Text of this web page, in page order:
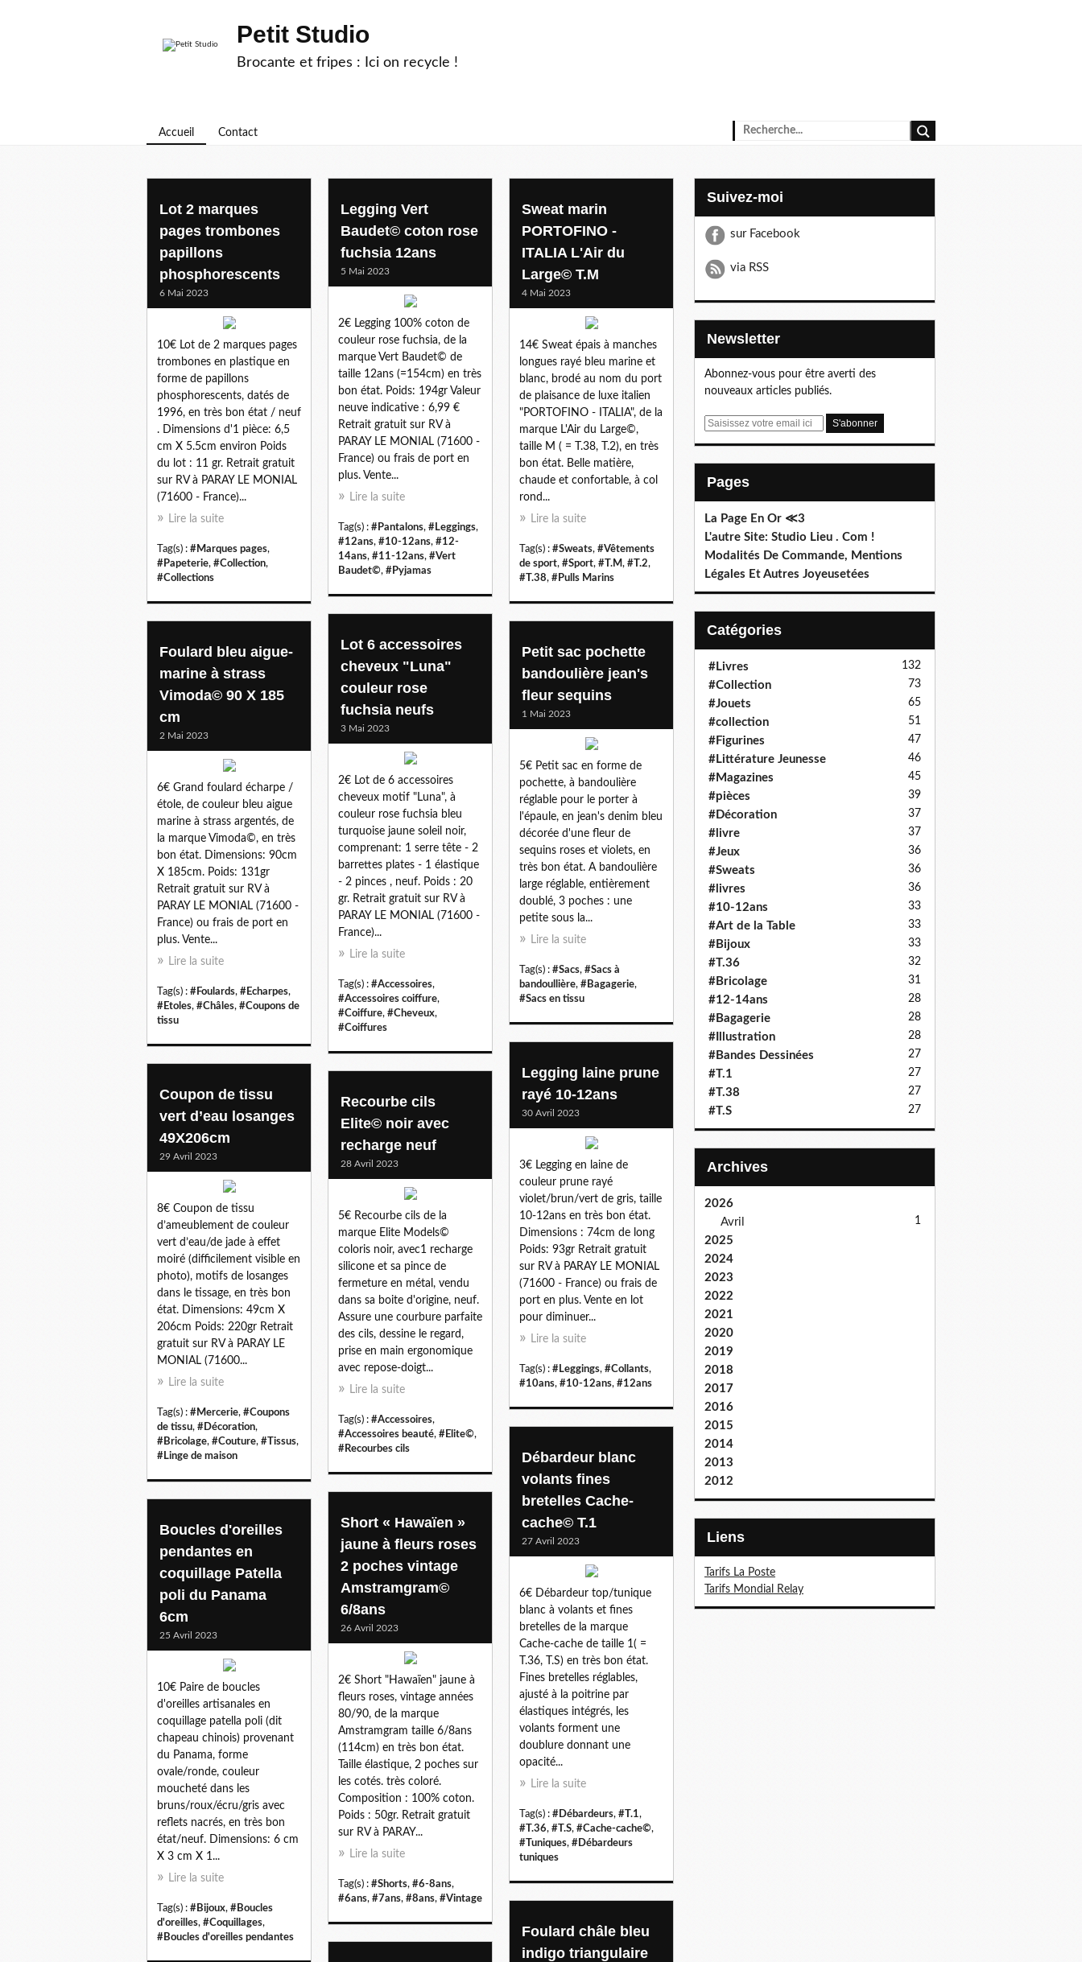
Petit Studio
Brocante et fripes : Ici on recycle !
Accueil Contact
Lot 2 marques
pages trombones
papillons
phosphorescents
6 Mai 2023
10€ Lot de 2 marques pages
trombones en plastique en
forme de papillons
phosphorescents, datés de
1996, en très bon état / neuf
. Dimensions d'1 pièce: 6,5
cm X 5.5cm environ Poids
du lot : 11 gr. Retrait gratuit
sur RV à PARAY LE MONIAL
(71600 - France)...
Lire la suite
Tag(s) : #Marques pages,
#Papeterie, #Collection,
#Collections
Legging Vert
Baudet© coton rose
fuchsia 12ans
5 Mai 2023
2€ Legging 100% coton de
couleur rose fuchsia, de la
marque Vert Baudet© de
taille 12ans (=154cm) en très
bon état. Poids: 194gr Valeur
neuve indicative : 6,99 €
Retrait gratuit sur RV à
PARAY LE MONIAL (71600 -
France) ou frais de port en
plus. Vente...
Lire la suite
Tag(s) : #Pantalons, #Leggings,
#12ans, #10-12ans, #12-
14ans, #11-12ans, #Vert
Baudet©, #Pyjamas
Sweat marin
PORTOFINO -
ITALIA L'Air du
Large© T.M
4 Mai 2023
14€ Sweat épais à manches
longues rayé bleu marine et
blanc, brodé au nom du port
de plaisance de luxe italien
"PORTOFINO - ITALIA", de la
marque L'Air du Large©,
taille M ( = T.38, T.2), en très
bon état. Belle matière,
chaude et confortable, à col
rond...
Lire la suite
Tag(s) : #Sweats, #Vêtements
de sport, #Sport, #T.M, #T.2,
#T.38, #Pulls Marins
Lot 6 accessoires
cheveux "Luna"
couleur rose
fuchsia neufs
3 Mai 2023
2€ Lot de 6 accessoires
cheveux motif "Luna", à
couleur rose fuchsia bleu
turquoise jaune soleil noir,
comprenant: 1 serre tête - 2
barrettes plates - 1 élastique
- 2 pinces , neuf. Poids : 20
gr. Retrait gratuit sur RV à
PARAY LE MONIAL (71600 -
France)...
Lire la suite
Tag(s) : #Accessoires,
#Accessoires coiffure,
#Coiffure, #Cheveux,
#Coiffures
Foulard bleu aigue-
marine à strass
Vimoda© 90 X 185
cm
2 Mai 2023
6€ Grand foulard écharpe /
étole, de couleur bleu aigue
marine à strass argentés, de
la marque Vimoda©, en très
bon état. Dimensions: 90cm
X 185cm. Poids: 131gr
Retrait gratuit sur RV à
PARAY LE MONIAL (71600 -
France) ou frais de port en
plus. Vente...
Lire la suite
Tag(s) : #Foulards, #Echarpes,
#Etoles, #Châles, #Coupons de
tissu
Petit sac pochette
bandoulière jean's
fleur sequins
1 Mai 2023
5€ Petit sac en forme de
pochette, à bandoulière
réglable pour le porter à
l'épaule, en jean's denim bleu
décorée d'une fleur de
sequins roses et violets, en
très bon état. A bandoulière
large réglable, entièrement
doublé, 3 poches : une
petite sous la...
Lire la suite
Tag(s) : #Sacs, #Sacs à
bandoullière, #Bagagerie,
#Sacs en tissu
Legging laine prune
rayé 10-12ans
30 Avril 2023
3€ Legging en laine de
couleur prune rayé
violet/brun/vert de gris, taille
10-12ans en très bon état.
Dimensions : 74cm de long
Poids: 93gr Retrait gratuit
sur RV à PARAY LE MONIAL
(71600 - France) ou frais de
port en plus. Vente en lot
pour diminuer...
Lire la suite
Tag(s) : #Leggings, #Collants,
#10ans, #10-12ans, #12ans
Coupon de tissu
vert d’eau losanges
49X206cm
29 Avril 2023
8€ Coupon de tissu
d’ameublement de couleur
vert d’eau/de jade à effet
moiré (difficilement visible en
photo), motifs de losanges
dans le tissage, en très bon
état. Dimensions: 49cm X
206cm Poids: 220gr Retrait
gratuit sur RV à PARAY LE
MONIAL (71600...
Lire la suite
Tag(s) : #Mercerie, #Coupons
de tissu, #Décoration,
#Bricolage, #Couture, #Tissus,
#Linge de maison
Recourbe cils
Elite© noir avec
recharge neuf
28 Avril 2023
5€ Recourbe cils de la
marque Elite Models©
coloris noir, avec1 recharge
silicone et sa pince de
fermeture en métal, vendu
dans sa boite d'origine, neuf.
Assure une courbure parfaite
des cils, dessine le regard,
prise en main ergonomique
avec repose-doigt...
Lire la suite
Tag(s) : #Accessoires,
#Accessoires beauté, #Elite©,
#Recourbes cils
Débardeur blanc
volants fines
bretelles Cache-
cache© T.1
27 Avril 2023
6€ Débardeur top/tunique
blanc à volants et fines
bretelles de la marque
Cache-cache de taille 1( =
T.36, T.S) en très bon état.
Fines bretelles réglables,
ajusté à la poitrine par
élastiques intégrés, les
volants forment une
doublure donnant une
opacité...
Lire la suite
Tag(s) : #Débardeurs, #T.1,
#T.36, #T.S, #Cache-cache©,
#Tuniques, #Débardeurs
tuniques
Short « Hawaïen »
jaune à fleurs roses
2 poches vintage
Amstramgram©
6/8ans
26 Avril 2023
2€ Short "Hawaïen" jaune à
fleurs roses, vintage années
80/90, de la marque
Amstramgram taille 6/8ans
(114cm) en très bon état.
Taille élastique, 2 poches sur
les cotés. très coloré.
Composition : 100% coton.
Poids : 50gr. Retrait gratuit
sur RV à PARAY...
Lire la suite
Tag(s) : #Shorts, #6-8ans,
#6ans, #7ans, #8ans, #Vintage
Boucles d'oreilles
pendantes en
coquillage Patella
poli du Panama
6cm
25 Avril 2023
10€ Paire de boucles
d'oreilles artisanales en
coquillage patella poli (dit
chapeau chinois) provenant
du Panama, forme
ovale/ronde, couleur
moucheté dans les
bruns/roux/écru/gris avec
reflets nacrés, en très bon
état/neuf. Dimensions: 6 cm
X 3 cm X 1...
Lire la suite
Tag(s) : #Bijoux, #Boucles
d'oreilles, #Coquillages,
#Boucles d'oreilles pendantes
Foulard châle bleu
indigo triangulaire
Suivez-moi
sur Facebook
via RSS
Newsletter
Abonnez-vous pour être averti des
nouveaux articles publiés.
E
Pages
La Page En Or ≪3
L'autre Site: Studio Lieu . Com !
Modalités De Commande, Mentions
Légales Et Autres Joyeusetées
Catégories
#Livres 132
#Collection 73
#Jouets 65
#collection 51
#Figurines 47
#Littérature Jeunesse 46
#Magazines 45
#pièces 39
#Décoration 37
#livre 37
#Jeux 36
#Sweats 36
#livres 36
#10-12ans 33
#Art de la Table 33
#Bijoux 33
#T.36 32
#Bricolage 31
#12-14ans 28
#Bagagerie 28
#Illustration 28
#Bandes Dessinées 27
#T.1 27
#T.38 27
#T.S 27
Archives
2026
Avril
1
2025
2024
2023
2022
2021
2020
2019
2018
2017
2016
2015
2014
2013
2012
Liens
Tarifs La Poste
Tarifs Mondial Relay